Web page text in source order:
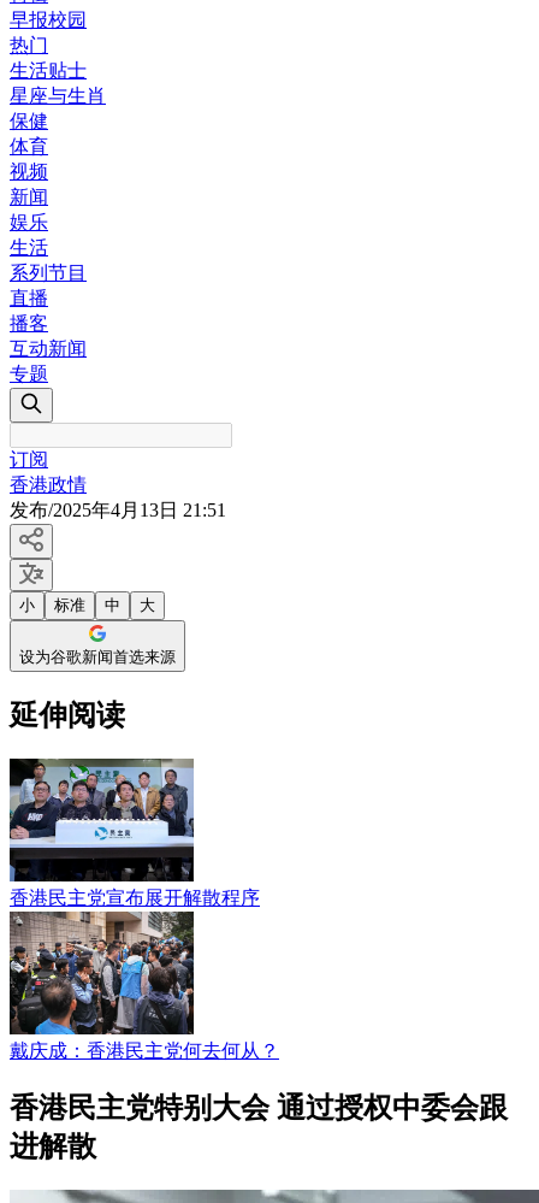
早报校园
热门
生活贴士
星座与生肖
保健
体育
视频
新闻
娱乐
生活
系列节目
直播
播客
互动新闻
专题
订阅
香港政情
发布/2025年4月13日 21:51
小 标准 中 大
设为谷歌新闻首选来源
延伸阅读
香港民主党宣布展开解散程序
戴庆成：香港民主党何去何从？
香港民主党特别大会 通过授权中委会跟
进解散